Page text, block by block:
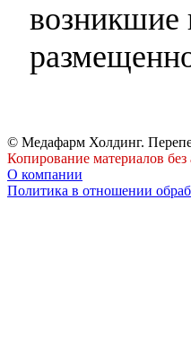
возникшие
© Медафарм Холдинг.
Копирование материалов
О компании
Политика в отношении